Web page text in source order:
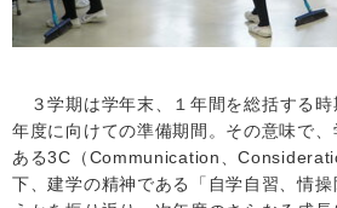
３学期は学年末、１年間を総括する
年度に向けての準備期間。その意味で
ある3C（Communication 、
下、建学の精神である「自学自習、情